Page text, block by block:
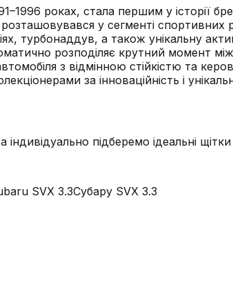
роках, стала першим у історії
у сегменті
турбонаддув, а також унікальну
розподіляє крутний момент між
з відмінною стійкістю та
за інноваційність і
підберемо ідеальні
SVX 3.3Субару SVX 3.3